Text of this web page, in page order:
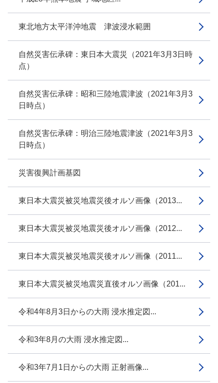
東北地方太平洋沖地震 津波浸水範囲
自然災害伝承碑：東日本大震災（2021年3月3日時
点）
自然災害伝承碑：昭和三陸地震津波（2021年3月3
日時点）
自然災害伝承碑：明治三陸地震津波（2021年3月3
日時点）
災害復興計画基図
東日本大震災被災地震災後オルソ画像（2013...
東日本大震災被災地震災後オルソ画像（2012...
東日本大震災被災地震災後オルソ画像（2011...
東日本大震災被災地震災直後オルソ画像（201...
令和4年8月3日からの大雨 浸水推定図...
令和3年8月の大雨 浸水推定図...
令和3年7月1日からの大雨 正射画像...